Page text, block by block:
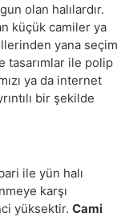
olan halılardır.
küçük camiler ya
yana seçim
tasarımlar ile polip
ya da internet
bir şekilde
ile yün halı
karşı
yüksektir. Cami